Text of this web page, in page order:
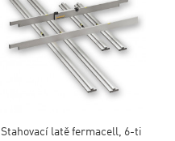
Stahovací latě fermacell, 6-ti